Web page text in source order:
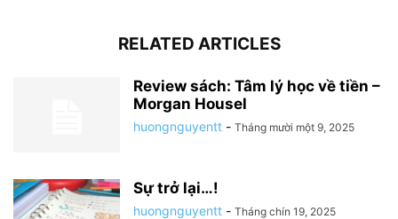
RELATED ARTICLES
Review sách: Tâm lý học về tiền –
Morgan Housel
huongnguyentt - Tháng mười một 9, 2025
Sự trở lại…!
huongnguyentt - Tháng chín 19, 2025